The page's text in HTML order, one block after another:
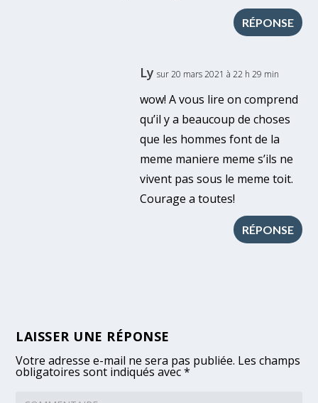
RÉPONSE
Ly sur 20 mars 2021 à 22 h 29 min
wow! A vous lire on comprend
qu’il y a beaucoup de choses
que les hommes font de la
meme maniere meme s’ils ne
vivent pas sous le meme toit.
Courage a toutes!
RÉPONSE
LAISSER UNE RÉPONSE
Votre adresse e-mail ne sera pas publiée. Les champs
obligatoires sont indiqués avec*